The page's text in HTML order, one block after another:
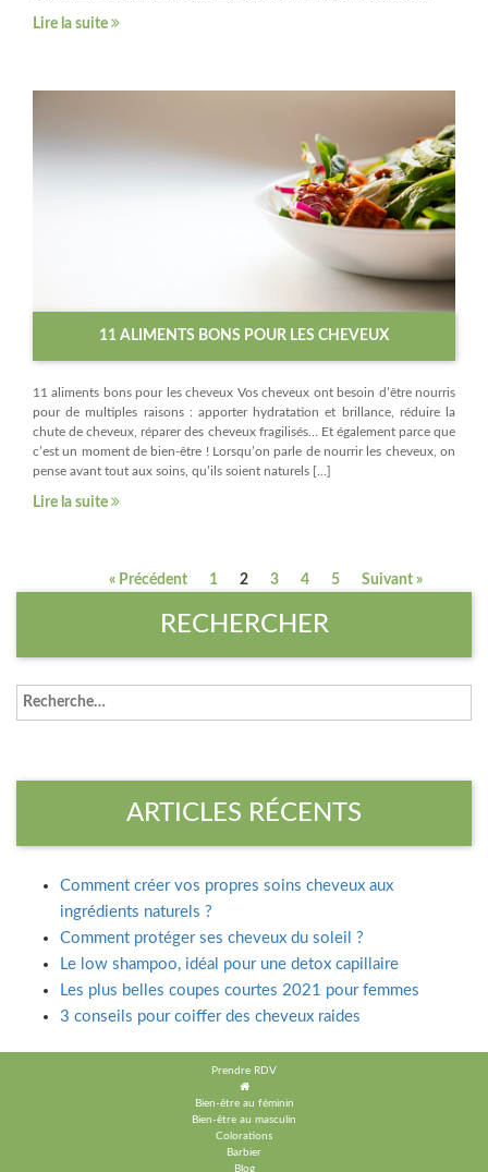
Lire la suite
11 ALIMENTS BONS POUR LES CHEVEUX
11 aliments bons pour les cheveux Vos cheveux ont besoin d’être nourris
pour de multiples raisons : apporter hydratation et brillance, réduire la
chute de cheveux, réparer des cheveux fragilisés… Et également parce que
c’est un moment de bien-être ! Lorsqu’on parle de nourrir les cheveux, on
pense avant tout aux soins, qu’ils soient naturels […]
Lire la suite
« Précédent 1 2 3 4 5 Suivant »
RECHERCHER
ARTICLES RÉCENTS
Comment créer vos propres soins cheveux aux
ingrédients naturels ?
Comment protéger ses cheveux du soleil ?
Le low shampoo, idéal pour une detox capillaire
Les plus belles coupes courtes 2021 pour femmes
3 conseils pour coiffer des cheveux raides
Prendre RDV
Bien-être au féminin
Bien-être au masculin
Colorations
Barbier
Blog